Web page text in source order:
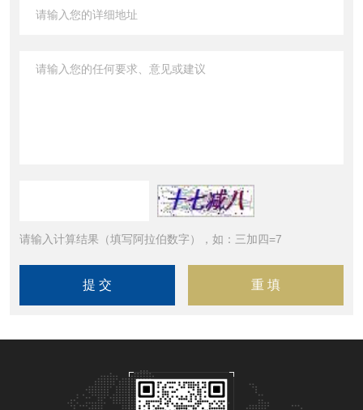
请输入计算结果（填写阿拉伯数字），如：三加四=7